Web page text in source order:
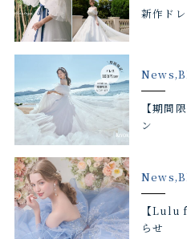
新作ド
【期間
ン
【Lulu
らせ